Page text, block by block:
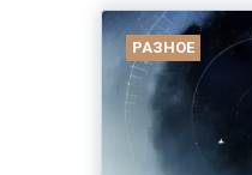
РАЗНОЕ